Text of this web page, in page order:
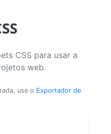
CSS para usar a
web.
use o Exportador de